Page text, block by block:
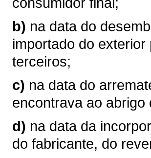
b) na data do
importado do
terceiros;
c) na data do
encontrava ao
d) na data da
do fabricante, do